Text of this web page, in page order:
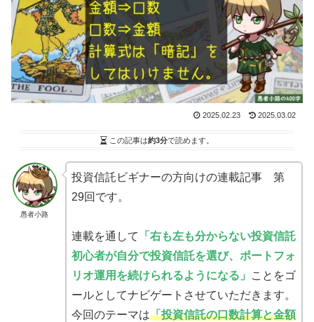
2025.02.23 2025.03.02
この記事は約3分で読めます。
愚者小路
投資信託ビギナーの方向けの連載記事 第
29回です。
連載を通して 「右も左も分からない投資信託
初心者が自分で投資信託を選び、ポートフォ
リオ運用を続けられるようになる」
ことをゴ
ールとしてナビゲートさせていただきます。
今回のテーマは「投資信託の口数計算と金額